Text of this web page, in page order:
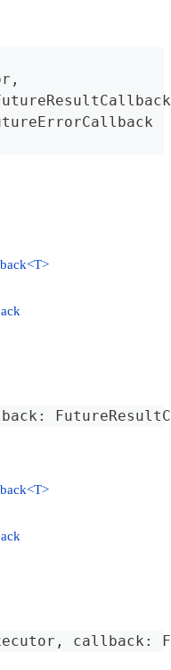
,
:
, callback :